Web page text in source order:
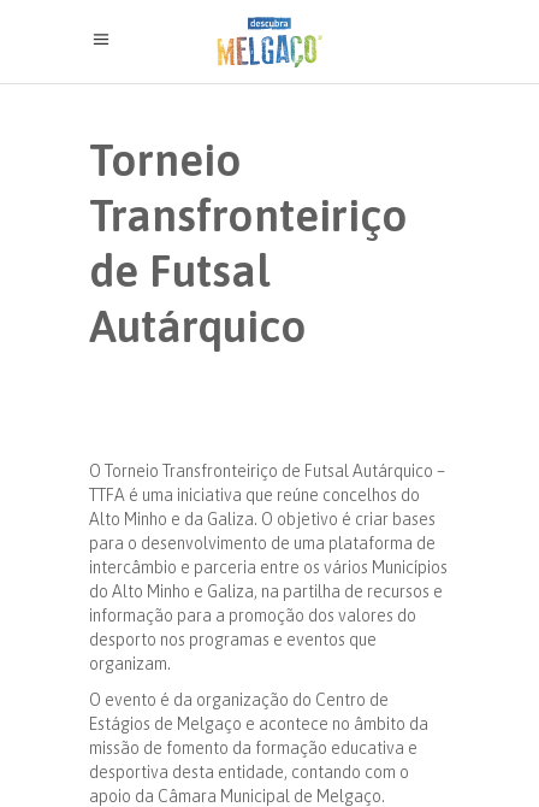
Torneio
Transfronteiriço
de Futsal
Autárquico
O Torneio Transfronteiriço de Futsal Autárquico –
TTFA é uma iniciativa que reúne concelhos do
Alto Minho e da Galiza. O objetivo é criar bases
para o desenvolvimento de uma plataforma de
intercâmbio e parceria entre os vários Municípios
do Alto Minho e Galiza, na partilha de recursos e
informação para a promoção dos valores do
desporto nos programas e eventos que
organizam.
O evento é da organização do Centro de
Estágios de Melgaço e acontece no âmbito da
missão de fomento da formação educativa e
desportiva desta entidade, contando com o
apoio da Câmara Municipal de Melgaço.